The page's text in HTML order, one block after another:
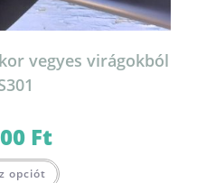
vegyes virágokból
Ft
opciót